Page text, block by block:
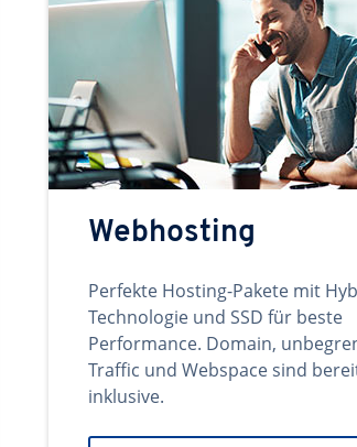
Webhosting
Perfekte Hosting-Pakete mit
Technologie und SSD für beste
Performance. Domain,
Traffic und Webspace sind
inklusive.